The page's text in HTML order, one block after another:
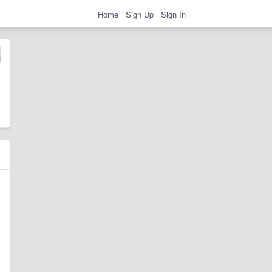
Home Sign Up Sign In